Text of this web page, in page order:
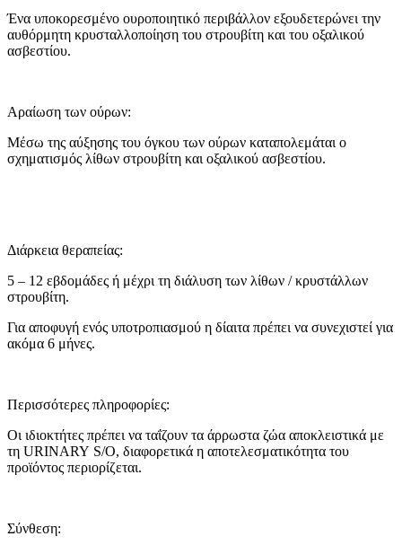
Ένα υποκορεσμένο ουροποιητικό περιβάλλον εξουδετερώνει την
αυθόρμητη κρυσταλλοποίηση του στρουβίτη και του οξαλικού
ασβεστίου.
Αραίωση των ούρων:
Μέσω της αύξησης του όγκου των ούρων καταπολεμάται ο
σχηματισμός λίθων στρουβίτη και οξαλικού ασβεστίου.
Διάρκεια θεραπείας:
5 – 12 εβδομάδες ή μέχρι τη διάλυση των λίθων / κρυστάλλων
στρουβίτη.
Για αποφυγή ενός υποτροπιασμού η δίαιτα πρέπει να συνεχιστεί για
ακόμα 6 μήνες.
Περισσότερες πληροφορίες:
Οι ιδιοκτήτες πρέπει να ταΐζουν τα άρρωστα ζώα αποκλειστικά με
τη URINARY S/O, διαφορετικά η αποτελεσματικότητα του
προϊόντος περιορίζεται.
Σύνθεση: